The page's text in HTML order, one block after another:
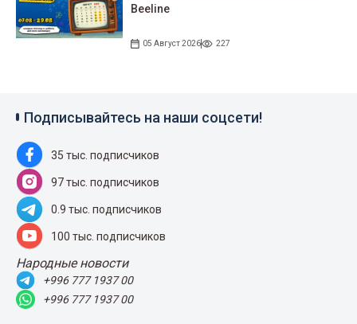
Beeline
05 Август 2026 227
Подписывайтесь на наши соцсети!
35 тыс. подписчиков
97 тыс. подписчиков
0.9 тыс. подписчиков
100 тыс. подписчиков
Народные новости
+996 777 1937 00
+996 777 1937 00